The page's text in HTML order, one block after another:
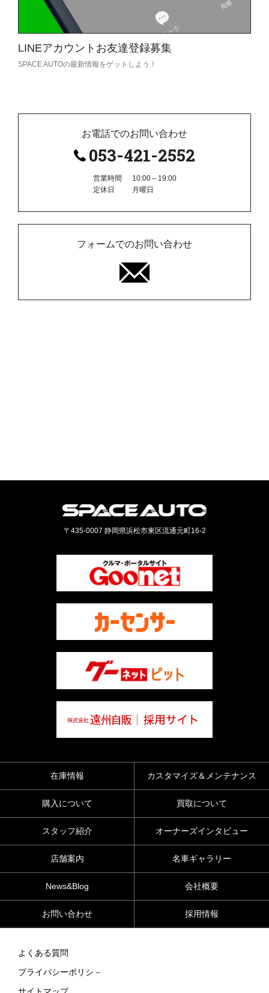
LINEアカウント お友達登録募集
SPACE AUTOの最新情報をゲットしよう！
お電話でのお問い合わせ
053-421-2552
営業時間
10:00～19:00
定休日
月曜日
フォームでのお問い合わせ
〒435-0007 静岡県浜松市東区流通元町16-2
在庫情報 カスタマイズ＆メンテナンス
購入について 買取について
スタッフ紹介 オーナーズインタビュー
店舗案内 名車ギャラリー
News&Blog 会社概要
お問い合わせ 採用情報
よくある質問
プライバシーポリシ－